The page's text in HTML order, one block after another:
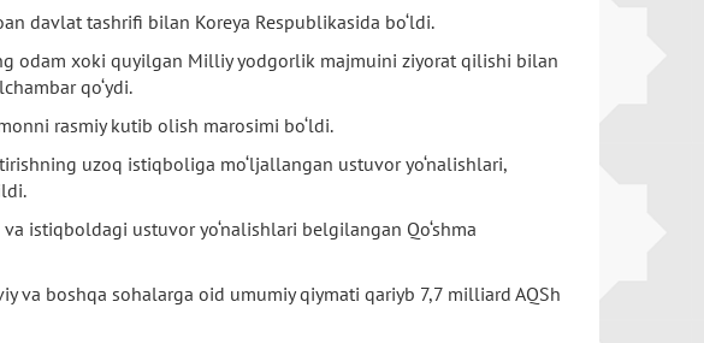
davlat tashrifi bilan Koreya Respublikasida bo‘ldi.
odam xoki quyilgan Milliy yodgorlik majmuini ziyorat qilishi bilan
qo‘ydi.
rasmiy kutib olish marosimi bo‘ldi.
uzoq istiqboliga mo‘ljallangan ustuvor yo‘nalishlari,
istiqboldagi ustuvor yo‘nalishlari belgilangan Qo‘shma
va boshqa sohalarga oid umumiy qiymati qariyb 7,7 milliard AQSh